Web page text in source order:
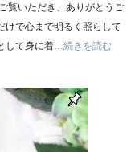
覧いただき、ありがとうご
けで心まで明るく照らして
して身に着…続きを読む